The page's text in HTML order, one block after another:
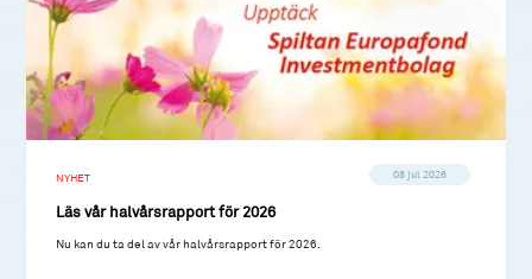
NYHET 08 jul 2026
Läs vår halvårsrapport för 2026
Nu kan du ta del av vår halvårsrapport för 2026.